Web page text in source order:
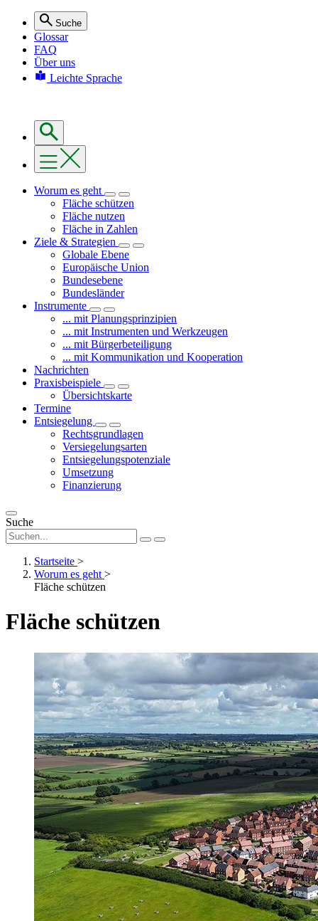
Suche
Glossar
FAQ
Über uns
Leichte Sprache
Worum es geht
Fläche schützen
Fläche nutzen
Fläche in Zahlen
Ziele & Strategien
Globale Ebene
Europäische Union
Bundesebene
Bundesländer
Instrumente
... mit Planungsprinzipien
... mit Instrumenten und Werkzeugen
... mit Bürgerbeteiligung
... mit Kommunikation und Kooperation
Nachrichten
Praxisbeispiele
Übersichtskarte
Termine
Entsiegelung
Rechtsgrundlagen
Versiegelungsarten
Entsiegelungspotenziale
Umsetzung
Finanzierung
Suche
Startseite >
Worum es geht >
Fläche schützen
Fläche schützen